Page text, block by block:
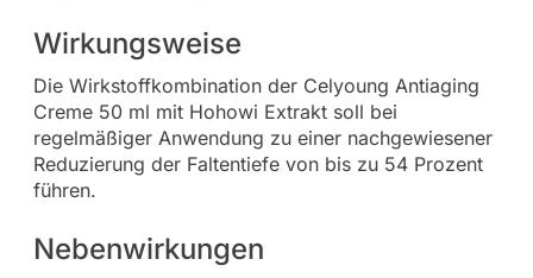
Wirkungsweise
Die Wirkstoffkombination der Celyoung Antiaging
Creme 50 ml mit Hohowi Extrakt soll bei
regelmäßiger Anwendung zu einer nachgewiesener
Reduzierung der Faltentiefe von bis zu 54 Prozent
führen.
Nebenwirkungen